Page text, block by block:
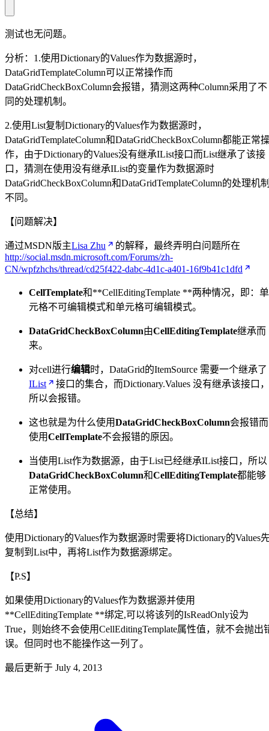
测试也无问题。
分析：1.使用Dictionary的Values作为数据源时，
DataGridTemplateColumn可以正常操作而
DataGridCheckBoxColumn会报错，猜测这两种Column采用了不
同的处理机制。
2.使用List复制Dictionary的Values作为数据源时，
DataGridTemplateColumn和DataGridCheckBoxColumn都能正常
作，由于Dictionary的Values没有继承IList接口而List继承了该接
口，猜测在使用没有继承IList的变量作为数据源时
DataGridCheckBoxColumn和DataGridTemplateColumn的处理机
不同。
【问题解决】
通过MSDN版主Lisa Zhu
的解释，最终弄明白问题所在
http://social.msdn.microsoft.com/Forums/zh-
CN/wpfzhchs/thread/cd25f422-dabc-4d1c-a401-16f9b41c1dfd
CellTemplate和**CellEditingTemplate **两种情况，即：单
元格不可编辑模式和单元格可编辑模式。
DataGridCheckBoxColumn由CellEditingTemplate继承而
来。
对cell进行编辑时，DataGrid的ItemSource 需要一个继承了
IList
接口的集合，而Dictionary.Values 没有继承该接口，
所以会报错。
这也就是为什么使用DataGridCheckBoxColumn会报错而
使用CellTemplate不会报错的原因。
当使用List作为数据源，由于List已经继承IList接口，所以
DataGridCheckBoxColumn和CellEditingTemplate都能够
正常使用。
【总结】
使用Dictionary的Values作为数据源时需要将Dictionary的Values
复制到List中，再将List作为数据源绑定。
【P.S】
如果使用Dictionary的Values作为数据源并使用
**CellEditingTemplate **绑定,可以将该列的IsReadOnly设为
True，则始终不会使用CellEditingTemplate属性值，就不会抛出
误。但同时也不能操作这一列了。
最后更新于 July 4, 2013